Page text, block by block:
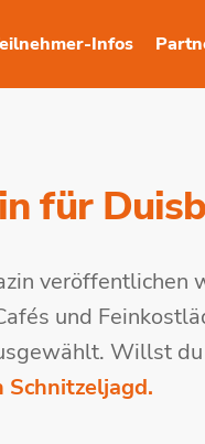
Infos
für
und
Willst
Schnitzeljagd.